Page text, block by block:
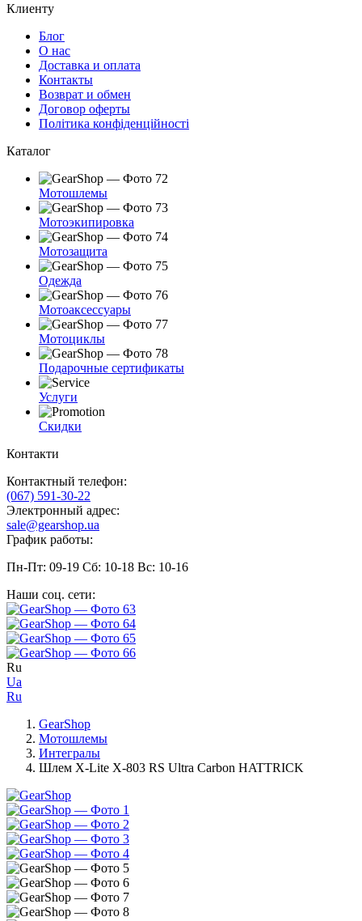
Клиенту
Блог
О нас
Доставка и оплата
Контакты
Возврат и обмен
Договор оферты
Політика конфіденційності
Каталог
Мотошлемы
Мотоэкипировка
Мотозащита
Одежда
Мотоаксессуары
Мотоциклы
Подарочные сертификаты
Услуги
Скидки
Контакти
Контактный телефон:
(067) 591-30-22
Электронный адрес:
sale@gearshop.ua
График работы:
Пн-Пт: 09-19 Сб: 10-18 Вс: 10-16
Наши соц. сети:
Ru
Ua
Ru
GearShop
Мотошлемы
Интегралы
Шлем X-Lite X-803 RS Ultra Carbon HATTRICK